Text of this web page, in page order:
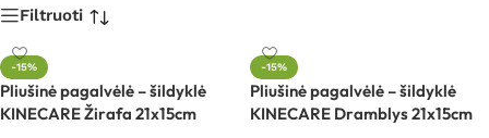
Filtruoti
-15%
Pliušinė pagalvėlė – šildyklė
KINECARE Žirafa 21x15cm
-15%
Pliušinė pagalvėlė – šildyklė
KINECARE Dramblys 21x15cm